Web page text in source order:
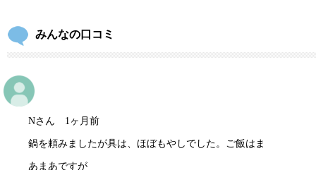
みんなの口コミ
Nさん 1ヶ月前
鍋を頼みましたが具は、ほぼもやしでした。ご飯はま
あまあですが